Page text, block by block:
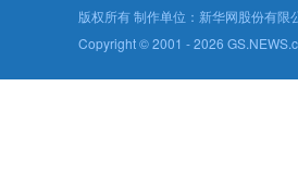
版权所有 制作单位：新华网股份有限
Copyright © 2001 -2026